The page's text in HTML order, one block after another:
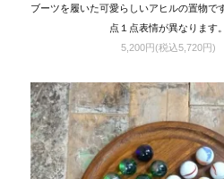
ブーツを履いた可愛らしいアヒルの置物で
点１点表情が異なります。
5,200円(税込5,720円)